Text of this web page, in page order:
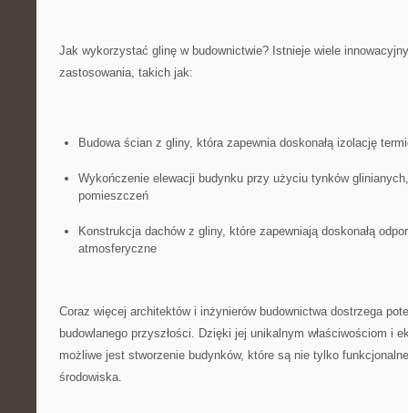
Jak wykorzystać glinę‌ w budownictwie? Istnieje wiele
zastosowania, ​takich⁣ jak:
Budowa ścian z gliny, która‌ zapewnia doskonałą ​izolację
Wykończenie ⁤elewacji budynku przy użyciu tynków
pomieszczeń
Konstrukcja dachów z gliny, które zapewniają⁣ doskonałą
atmosferyczne
Coraz ⁤więcej architektów i inżynierów budownictwa dostrzega
budowlanego⁢ przyszłości. Dzięki jej unikalnym właściwościom i
⁤możliwe jest stworzenie budynków,‍ które są ‍nie tylko
środowiska.